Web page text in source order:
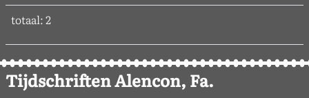
totaal: 2
Tijdschriften Alencon, Fa.